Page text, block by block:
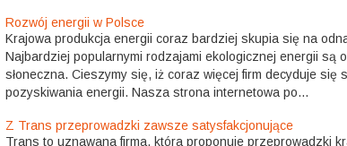
Rozwój energii w Polsce
Krajowa produkcja energii coraz bardziej skupia się na
Najbardziej popularnymi rodzajami ekologicznej energii są
słoneczna. Cieszymy się, iż coraz więcej firm decyduje się
pozyskiwania energii. Nasza strona internetowa po...
Z Trans przeprowadzki zawsze satysfakcjonujące
Trans to uznawana firma, która proponuje przeprowadzki